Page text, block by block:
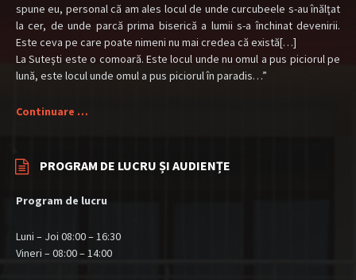
spune eu, personal că am ales locul de unde curcubeele s-au înălţat
la cer, de unde parcă prima biserică a lumii s-a închinat devenirii.
Este ceva pe care poate nimeni nu mai credea că există[…]
La Suteşti este o comoară. Este locul unde nu omul a pus piciorul pe
lună, este locul unde omul a pus piciorul în paradis…”
Continuare …
PROGRAM DE LUCRU ȘI AUDIENȚE
Program de lucru
Luni – Joi 08:00 – 16:30
Vineri – 08:00 – 14:00